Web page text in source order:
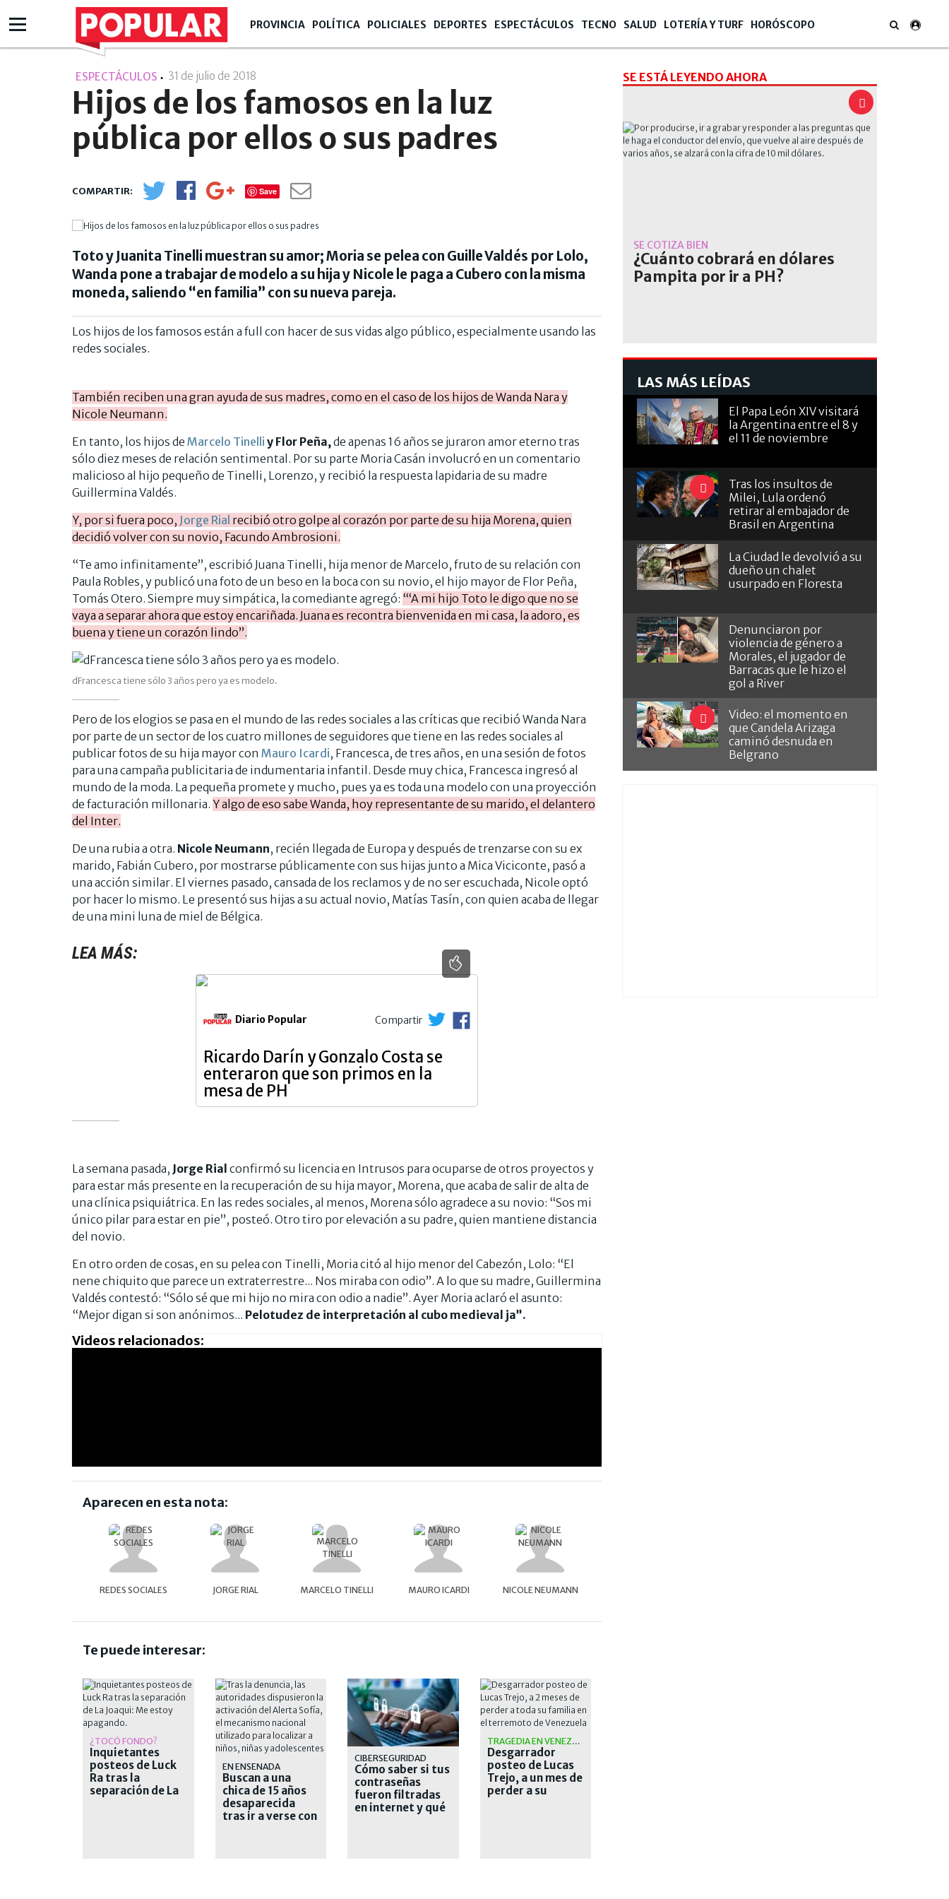
PROVINCIA POLÍTICA POLICIALES DEPORTES ESPECTÁCULOS TECNO SALUD LOTERÍA Y TURF HORÓSCOPO
ESPECTÁCULOS 31 de julio de 2018
Hijos de los famosos en la luz
pública por ellos o sus padres
Save
Toto y Juanita Tinelli muestran su amor; Moria se pelea con Guille Valdés por Lolo,
Wanda pone a trabajar de modelo a su hija y Nicole le paga a Cubero con la misma
moneda, saliendo “en familia” con su nueva pareja.
Los hijos de los famosos están a full con hacer de sus vidas algo público, especialmente usando las
redes sociales.
También reciben una gran ayuda de sus madres, como en el caso de los hijos de Wanda Nara y
Nicole Neumann.
En tanto, los hijos de Marcelo Tinelli y Flor Peña, de apenas 16 años se juraron amor eterno tras
sólo diez meses de relación sentimental. Por su parte Moria Casán involucró en un comentario
malicioso al hijo pequeño de Tinelli, Lorenzo, y recibió la respuesta lapidaria de su madre
Guillermina Valdés.
Y, por si fuera poco, Jorge Rial recibió otro golpe al corazón por parte de su hija Morena, quien
decidió volver con su novio, Facundo Ambrosioni.
“Te amo infinitamente”, escribió Juana Tinelli, hija menor de Marcelo, fruto de su relación con
Paula Robles, y publicó una foto de un beso en la boca con su novio, el hijo mayor de Flor Peña,
Tomás Otero. Siempre muy simpática, la comediante agregó: “‘A mi hijo Toto le digo que no se
vaya a separar ahora que estoy encariñada. Juana es recontra bienvenida en mi casa, la adoro, es
buena y tiene un corazón lindo”.
dFrancesca tiene sólo 3 años pero ya es modelo.
Pero de los elogios se pasa en el mundo de las redes sociales a las críticas que recibió Wanda Nara
por parte de un sector de los cuatro millones de seguidores que tiene en las redes sociales al
publicar fotos de su hija mayor con Mauro Icardi, Francesca, de tres años, en una sesión de fotos
para una campaña publicitaria de indumentaria infantil. Desde muy chica, Francesca ingresó al
mundo de la moda. La pequeña promete y mucho, pues ya es toda una modelo con una proyección
de facturación millonaria. Y algo de eso sabe Wanda, hoy representante de su marido, el delantero
del Inter.
De una rubia a otra. Nicole Neumann, recién llegada de Europa y después de trenzarse con su ex
marido, Fabián Cubero, por mostrarse públicamente con sus hijas junto a Mica Viciconte, pasó a
una acción similar. El viernes pasado, cansada de los reclamos y de no ser escuchada, Nicole optó
por hacer lo mismo. Le presentó sus hijas a su actual novio, Matías Tasín, con quien acaba de llegar
de una mini luna de miel de Bélgica.
LEA MÁS:
Diario Popular Compartir
Ricardo Darín y Gonzalo Costa se
enteraron que son primos en la
mesa de PH
La semana pasada, Jorge Rial confirmó su licencia en Intrusos para ocuparse de otros proyectos y
para estar más presente en la recuperación de su hija mayor, Morena, que acaba de salir de alta de
una clínica psiquiátrica. En las redes sociales, al menos, Morena sólo agradece a su novio: “Sos mi
único pilar para estar en pie”, posteó. Otro tiro por elevación a su padre, quien mantiene distancia
del novio.
En otro orden de cosas, en su pelea con Tinelli, Moria citó al hijo menor del Cabezón, Lolo: “El
nene chiquito que parece un extraterrestre... Nos miraba con odio”. A lo que su madre, Guillermina
Valdés contestó: “Sólo sé que mi hijo no mira con odio a nadie”. Ayer Moria aclaró el asunto:
“Mejor digan si son anónimos... Pelotudez de interpretación al cubo medieval ja”.
Videos relacionados:
Aparecen en esta nota:
REDES SOCIALES JORGE RIAL MARCELO TINELLI MAURO ICARDI NICOLE NEUMANN
Te puede interesar:
¿TOCÓ FONDO?
Inquietantes
posteos de Luck
Ra tras la
separación de La
EN ENSENADA
Buscan a una
chica de 15 años
desaparecida
tras ir a verse con
CIBERSEGURIDAD
Cómo saber si tus
contraseñas
fueron filtradas
en internet y qué
TRAGEDIA EN VENEZUELA
Desgarrador
posteo de Lucas
Trejo, a un mes de
perder a su
SE ESTÁ LEYENDO AHORA
SE COTIZA BIEN
¿Cuánto cobrará en dólares
Pampita por ir a PH?
LAS MÁS LEÍDAS
El Papa León XIV visitará
la Argentina entre el 8 y
el 11 de noviembre
Tras los insultos de
Milei, Lula ordenó
retirar al embajador de
Brasil en Argentina
La Ciudad le devolvió a su
dueño un chalet
usurpado en Floresta
Denunciaron por
violencia de género a
Morales, el jugador de
Barracas que le hizo el
gol a River
Video: el momento en
que Candela Arizaga
caminó desnuda en
Belgrano